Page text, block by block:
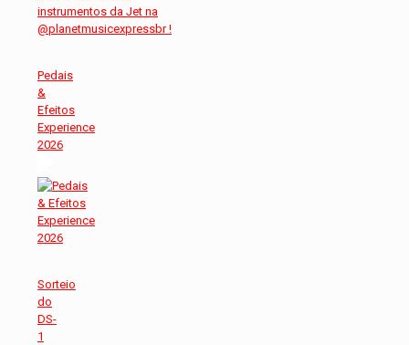
Pedais
&
Efeitos
Experience
2026
Sorteio
do
DS-
1